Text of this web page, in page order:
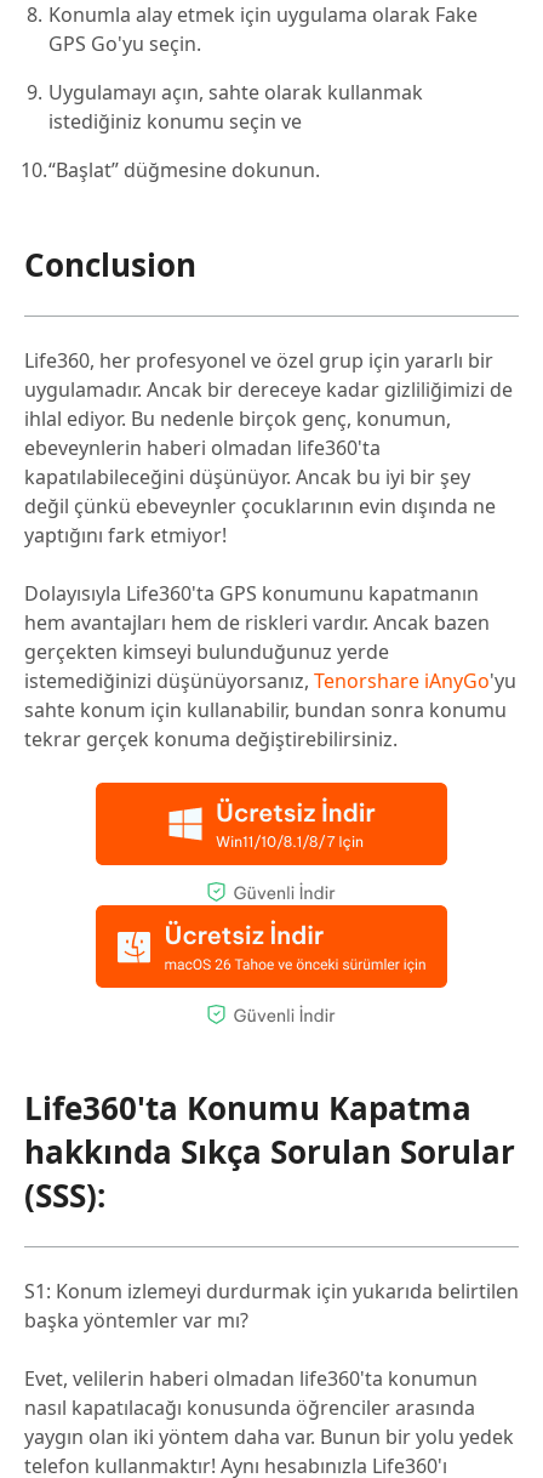
Konumla alay etmek için uygulama olarak Fake
GPS Go'yu seçin.
Uygulamayı açın, sahte olarak kullanmak
istediğiniz konumu seçin ve
“Başlat” düğmesine dokunun.
Conclusion
Life360, her profesyonel ve özel grup için yararlı bir
uygulamadır. Ancak bir dereceye kadar gizliliğimizi de
ihlal ediyor. Bu nedenle birçok genç, konumun,
ebeveynlerin haberi olmadan life360'ta
kapatılabileceğini düşünüyor. Ancak bu iyi bir şey
değil çünkü ebeveynler çocuklarının evin dışında ne
yaptığını fark etmiyor!
Dolayısıyla Life360'ta GPS konumunu kapatmanın
hem avantajları hem de riskleri vardır. Ancak bazen
gerçekten kimseyi bulunduğunuz yerde
istemediğinizi düşünüyorsanız, Tenorshare iAnyGo'yu
sahte konum için kullanabilir, bundan sonra konumu
tekrar gerçek konuma değiştirebilirsiniz.
Life360'ta Konumu Kapatma
hakkında Sıkça Sorulan Sorular
(SSS):
S1: Konum izlemeyi durdurmak için yukarıda belirtilen
başka yöntemler var mı?
Evet, velilerin haberi olmadan life360'ta konumun
nasıl kapatılacağı konusunda öğrenciler arasında
yaygın olan iki yöntem daha var. Bunun bir yolu yedek
telefon kullanmaktır! Aynı hesabınızla Life360'ı